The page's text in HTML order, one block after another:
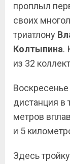
проплыл
своих
триатлону
Колтыпина.
из 32
дистанция в
метров
и 5
Здесь